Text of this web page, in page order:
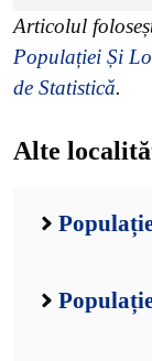
Articolul
Populației Și
de Statistică.
Alte